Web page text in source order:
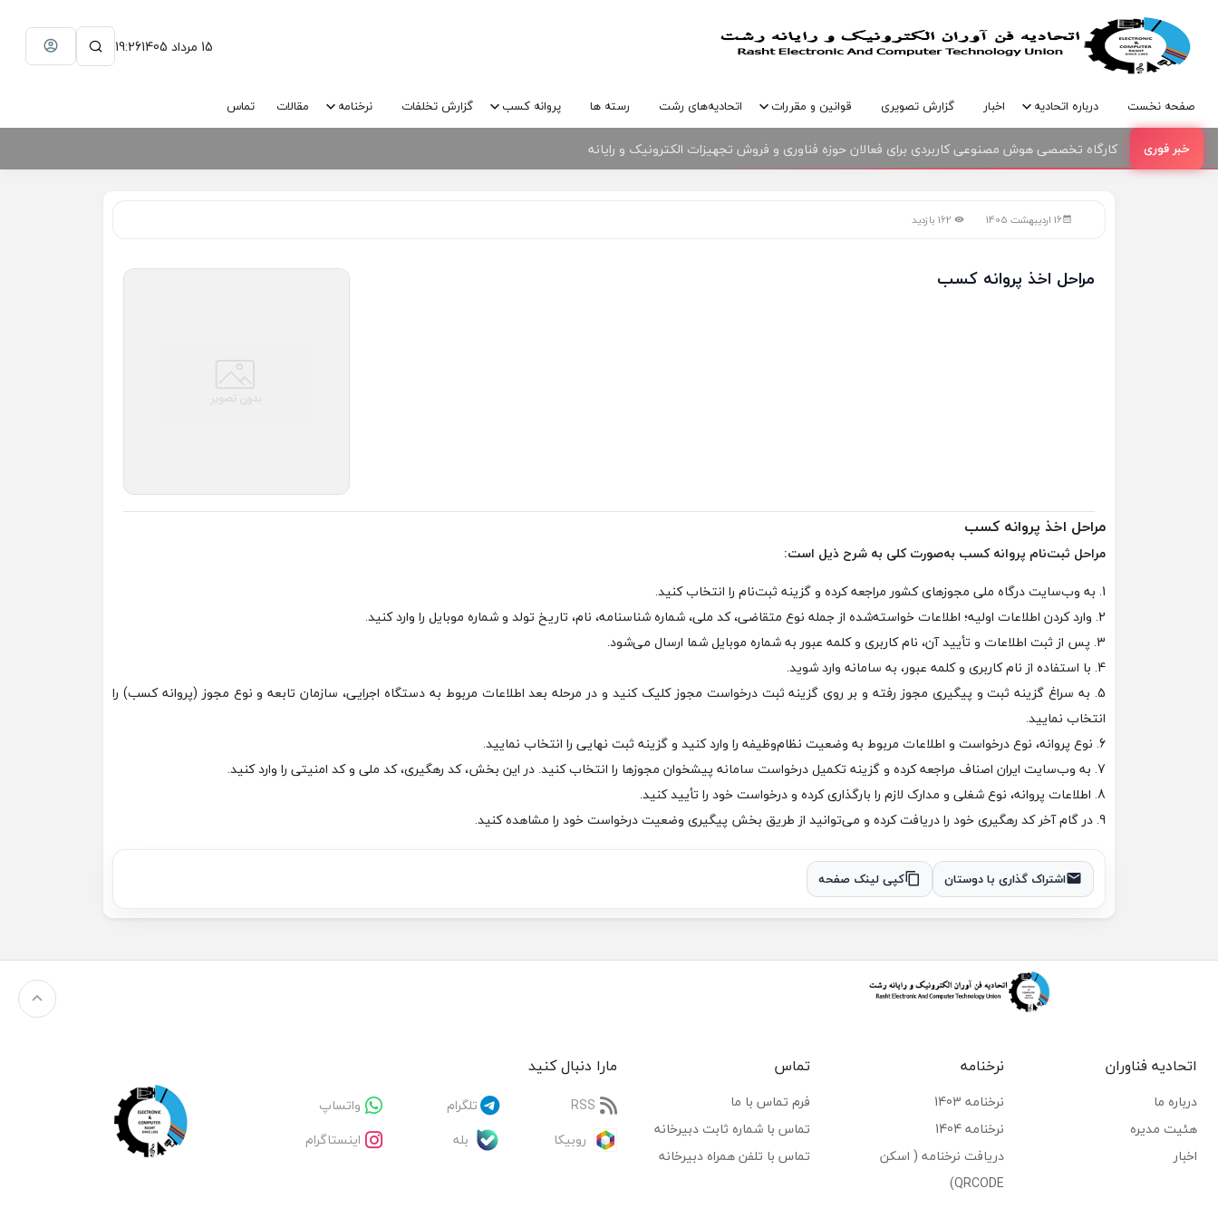
19:26 15 مرداد 1405
صفحه نخست درباره اتحادیه اخبار گزارش تصویری قوانین و مقررات اتحادیه‌های رشت رسته ها پروانه کسب گزارش تخلفات نرخنامه مقالات تماس
کارگاه تخصصی هوش مصنوعی کاربردی برای فعالان حوزه فناوری و فروش تجهیزات الکترونیک و رایانه
16 اردیبهشت 1405
مراحل اخذ پروانه کسب
مراحل اخذ پروانه کسب
مراحل ثبت‌نام پروانه کسب به‌صورت کلی به شرح ذیل است:
1. به وب‌سایت درگاه ملی مجوزهای کشور مراجعه کرده و گزینه ثبت‌نام را انتخاب کنید.
2. وارد کردن اطلاعات اولیه؛ اطلاعات خواسته‌شده از جمله نوع متقاضی، کد ملی، شماره شناسنامه، نام، تاریخ تولد و شماره موبایل را وارد کنید.
3. پس از ثبت اطلاعات و تأیید آن، نام کاربری و کلمه عبور به شماره موبایل شما ارسال می‌شود.
4. با استفاده از نام کاربری و کلمه عبور، به سامانه وارد شوید.
5. به سراغ گزینه ثبت و پیگیری مجوز رفته و بر روی گزینه ثبت درخواست مجوز کلیک کنید و در مرحله بعد اطلاعات مربوط به دستگاه اجرایی، سازمان تابعه و نوع مجوز (پروانه کسب) را
انتخاب نمایید.
6. نوع پروانه، نوع درخواست و اطلاعات مربوط به وضعیت نظام‌وظیفه را وارد کنید و گزینه ثبت نهایی را انتخاب نمایید.
7. به وب‌سایت ایران اصناف مراجعه کرده و گزینه تکمیل درخواست سامانه پیشخوان مجوزها را انتخاب کنید. در این بخش، کد رهگیری، کد ملی و کد امنیتی را وارد کنید.
8. اطلاعات پروانه، نوع شغلی و مدارک لازم را بارگذاری کرده و درخواست خود را تأیید کنید.
9. در گام آخر کد رهگیری خود را دریافت کرده و می‌توانید از طریق بخش پیگیری وضعیت درخواست خود را مشاهده کنید.
اشتراک گذاری با دوستان کپی لینک صفحه
اتحادیه فناوران
درباره ما
هئیت مدیره
اخبار
نرخنامه
نرخنامه 1403
نرخنامه 1404
دریافت نرخنامه ( اسکن
QRCODE)
تماس
فرم تماس با ما
تماس با شماره ثابت دبیرخانه
تماس با تلفن همراه دبیرخانه
مارا دنبال کنید
RSS تلگرام
واتساپ
روبیکا
بله اینستاگرام